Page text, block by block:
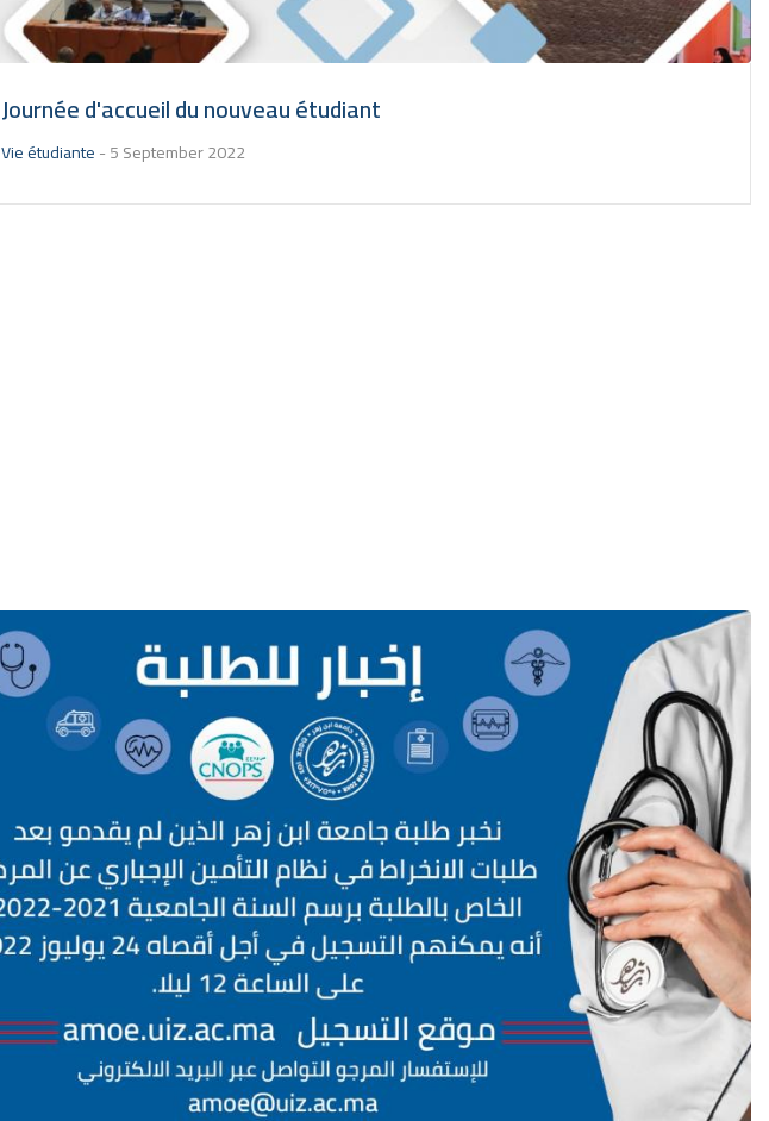
Journée d'accueil du nouveau étudiant
Vie étudiante-5 September 2022